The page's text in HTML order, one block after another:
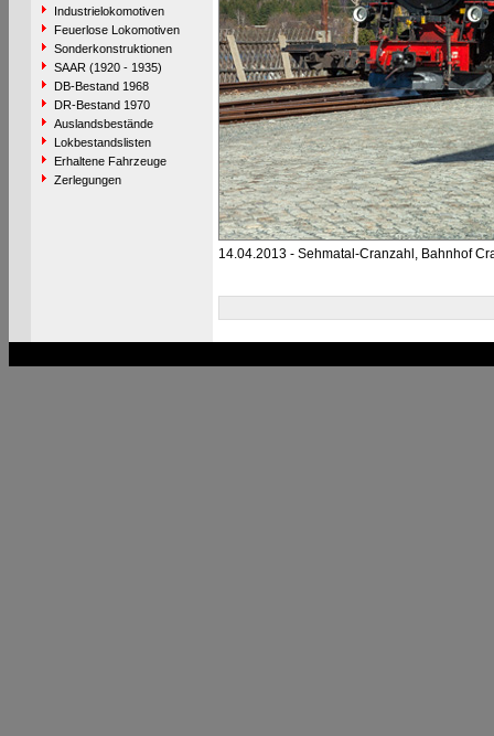
Industrielokomotiven
Feuerlose Lokomotiven
Sonderkonstruktionen
SAAR (1920 - 1935)
DB-Bestand 1968
DR-Bestand 1970
Auslandsbestände
Lokbestandslisten
Erhaltene Fahrzeuge
Zerlegungen
14.04.2013 - Sehmatal-Cranzahl, Bahnhof